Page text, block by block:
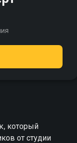
который
от студии